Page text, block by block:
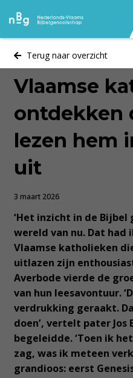
Terug naar overzicht
Vlaamse
ontdekken
lezen hem
uit
3 maart 2026
‘Het inzicht in de
wereld van nu. Dat had
Vlaamse katholieken
uitlazen zijn
Averbode vierde de
van hun leesavontuur.
verdrukking geraakt.
doen’, vertelt pater Jos
begeleidde. ‘Toen ik
zag, was ik meteen
grandioos: eerst